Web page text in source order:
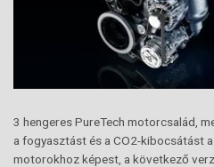
3 hengeres PureTech motorcsalád,
a fogyasztást és a CO2-kibocsátást
motorokhoz képest, a következő